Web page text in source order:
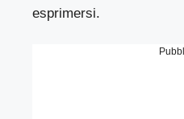
esprimersi.